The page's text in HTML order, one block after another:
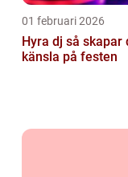
01 februari 2026
Hyra dj så skapar du rätt
känsla på festen